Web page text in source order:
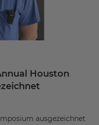
Houston
ausgezeichnet